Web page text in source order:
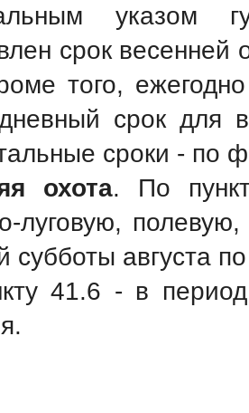
указом
срок
того,
срок для
сроки - по
охота. По
луговую,
субботы августа
41.6 - в